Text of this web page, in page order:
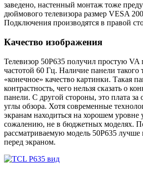
заведено, настенный монтаж тоже
дюймового телевизора размер VESA
Подключения производятся в правой
Качество изображения
Телевизор 50P635 получил простую VA
частотой 60 Гц. Наличие панели такого
«конечное» качество картинки. Такая
контрастность, чего нельзя сказать о
панели. С другой стороны, это плата за
углы обзора. Хотя современные
экранам находиться на хорошем уровне
сожалению, не в бюджетных моделях.
рассматриваемую модель 50P635 лучше
перед экраном.